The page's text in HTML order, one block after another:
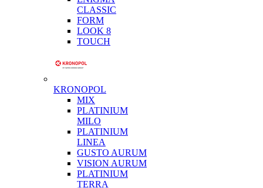
CLASSIC
FORM
LOOK 8
TOUCH
KRONOPOL
MIX
PLATINIUM
MILO
PLATINIUM
LINEA
GUSTO AURUM
VISION AURUM
PLATINIUM
TERRA